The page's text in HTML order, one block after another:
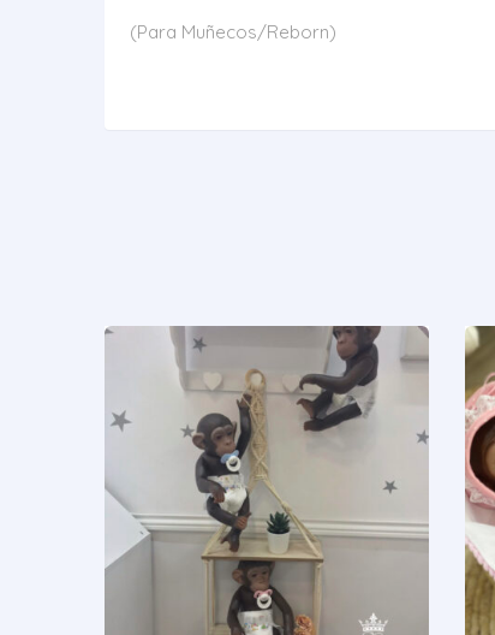
(Para Muñecos/Reborn)